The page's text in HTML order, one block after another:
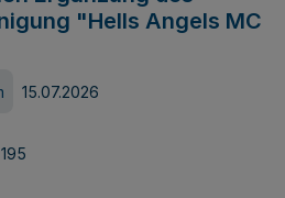
"Hells Angels MC
15.07.2026
195